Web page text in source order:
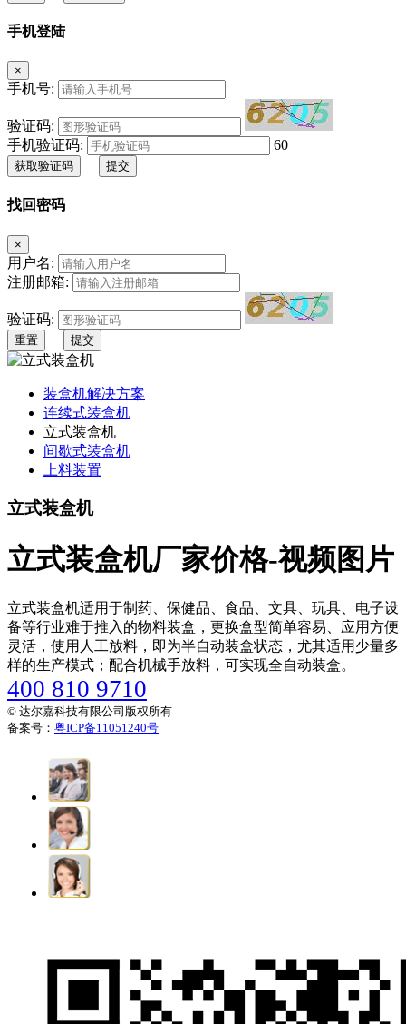
手机登陆
×
手机号:
验证码:
手机验证码:
60
获取验证码 提交
找回密码
×
用户名:
注册邮箱:
验证码:
重置 提交
装盒机解决方案
连续式装盒机
立式装盒机
间歇式装盒机
上料装置
立式装盒机
立式装盒机厂家价格-视频图片
立式装盒机适用于制药、保健品、食品、文具、玩具、电子设
备等行业难于推入的物料装盒，更换盒型简单容易、应用方便
灵活，使用人工放料，即为半自动装盒状态，尤其适用少量多
样的生产模式；配合机械手放料，可实现全自动装盒。
400 810 9710
© 达尔嘉科技有限公司版权所有
备案号： 粤ICP备11051240号